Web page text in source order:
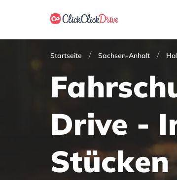
Startseite Sachsen-Anhalt
Drive -
Stücken